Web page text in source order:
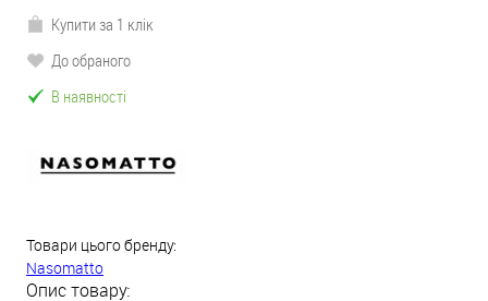
Купити за 1 клік
До обраного
В наявності
Товари цього бренду:
Nasomatto
Опис товару: